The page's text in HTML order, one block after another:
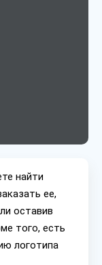
найти
ее,
оставив
того, есть
логотипа